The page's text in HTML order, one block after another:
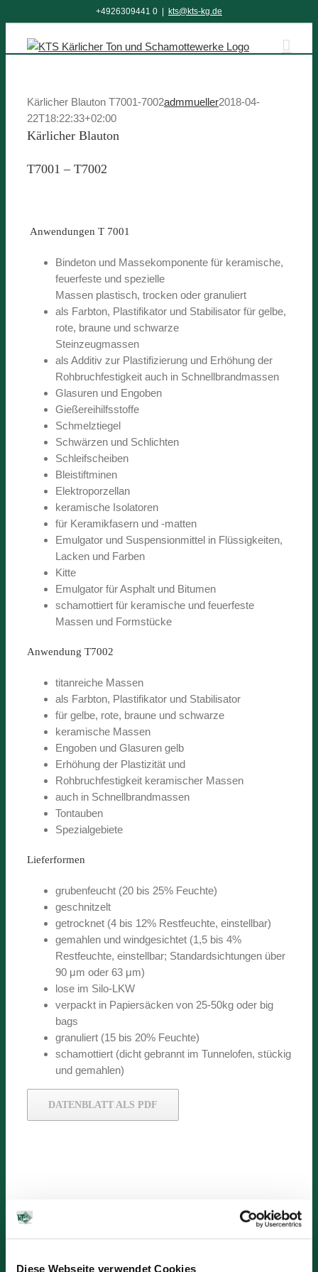
Diese Webseite verwendet Cookies
Inhalt
springen
+4926309441 0 kts@kts-kg.de
Kärlicher Blauton T7001-7002admmueller2018-04-
22T18:22:33+02:00
Kärlicher Blauton
T7001 – T7002
Anwendungen T 7001
Bindeton und Massekomponente für keramische,
feuerfeste und spezielle
Massen plastisch, trocken oder granuliert
als Farbton, Plastifikator und Stabilisator für gelbe,
rote, braune und schwarze
Steinzeugmassen
als Additiv zur Plastifizierung und Erhöhung der
Rohbruchfestigkeit auch in Schnellbrandmassen
Glasuren und Engoben
Gießereihilfsstoffe
Schmelztiegel
Schwärzen und Schlichten
Schleifscheiben
Bleistiftminen
Elektroporzellan
keramische Isolatoren
für Keramikfasern und -matten
Emulgator und Suspensionmittel in Flüssigkeiten,
Lacken und Farben
Kitte
Emulgator für Asphalt und Bitumen
schamottiert für keramische und feuerfeste
Massen und Formstücke
Anwendung T7002
titanreiche Massen
als Farbton, Plastifikator und Stabilisator
für gelbe, rote, braune und schwarze
keramische Massen
Engoben und Glasuren gelb
Erhöhung der Plastizität und
Rohbruchfestigkeit keramischer Massen
auch in Schnellbrandmassen
Tontauben
Spezialgebiete
Lieferformen
grubenfeucht (20 bis 25% Feuchte)
geschnitzelt
getrocknet (4 bis 12% Restfeuchte, einstellbar)
gemahlen und windgesichtet (1,5 bis 4%
Restfeuchte, einstellbar; Standardsichtungen über
90 μm oder 63 μm)
lose im Silo-LKW
verpackt in Papiersäcken von 25-50kg oder big
bags
granuliert (15 bis 20% Feuchte)
schamottiert (dicht gebrannt im Tunnelofen, stückig
und gemahlen)
DATENBLATT ALS PDF
Kärlicher Blauton T7001-7002